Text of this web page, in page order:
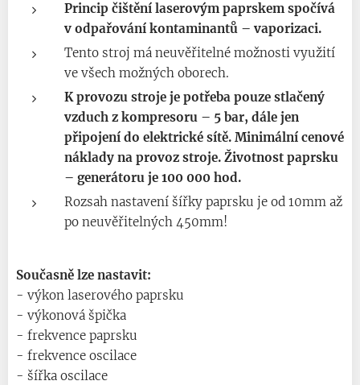
Princip čištění laserovým paprskem spočívá
v odpařování kontaminantů – vaporizaci.
Tento stroj má neuvěřitelné možnosti využití
ve všech možných oborech.
K provozu stroje je potřeba pouze stlačený
vzduch z kompresoru – 5 bar, dále jen
připojení do elektrické sítě. Minimální cenové
náklady na provoz stroje. Životnost paprsku
– generátoru je 100 000 hod.
Rozsah nastavení šířky paprsku je od 10mm až
po neuvěřitelných 450mm!
Současně lze nastavit:
- výkon laserového paprsku
- výkonová špička
- frekvence paprsku
- frekvence oscilace
- šířka oscilace